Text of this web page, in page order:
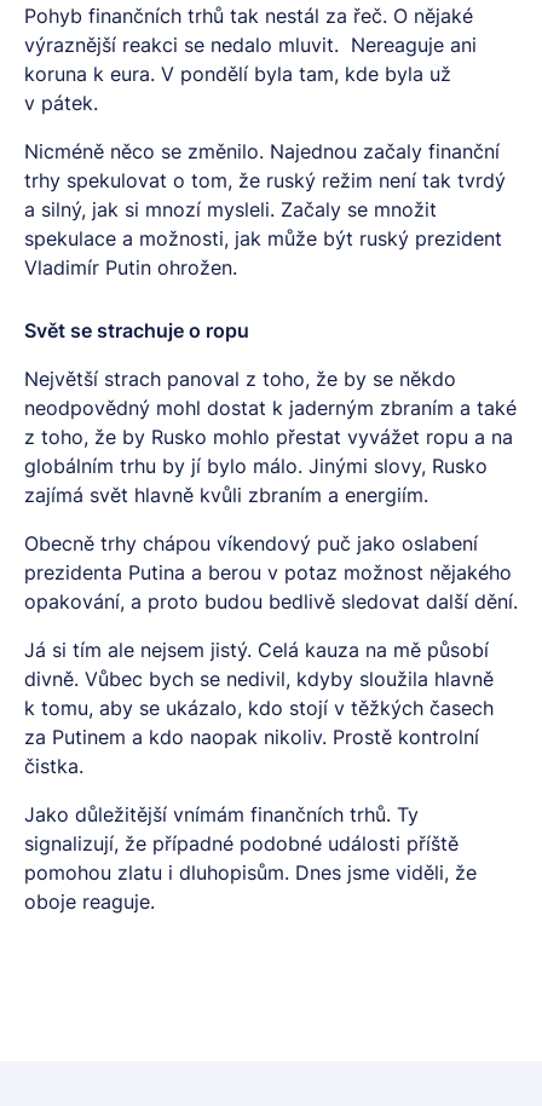
Pohyb finančních trhů tak nestál za řeč. O nějaké
výraznější reakci se nedalo mluvit. Nereaguje ani
koruna k eura. V pondělí byla tam, kde byla už
v pátek.
Nicméně něco se změnilo. Najednou začaly finanční
trhy spekulovat o tom, že ruský režim není tak tvrdý
a silný, jak si mnozí mysleli. Začaly se množit
spekulace a možnosti, jak může být ruský prezident
Vladimír Putin ohrožen.
Svět se strachuje o ropu
Největší strach panoval z toho, že by se někdo
neodpovědný mohl dostat k jaderným zbraním a také
z toho, že by Rusko mohlo přestat vyvážet ropu a na
globálním trhu by jí bylo málo. Jinými slovy, Rusko
zajímá svět hlavně kvůli zbraním a energiím.
Obecně trhy chápou víkendový puč jako oslabení
prezidenta Putina a berou v potaz možnost nějakého
opakování, a proto budou bedlivě sledovat další dění.
Já si tím ale nejsem jistý. Celá kauza na mě působí
divně. Vůbec bych se nedivil, kdyby sloužila hlavně
k tomu, aby se ukázalo, kdo stojí v těžkých časech
za Putinem a kdo naopak nikoliv. Prostě kontrolní
čistka.
Jako důležitější vnímám finančních trhů. Ty
signalizují, že případné podobné události příště
pomohou zlatu i dluhopisům. Dnes jsme viděli, že
oboje reaguje.